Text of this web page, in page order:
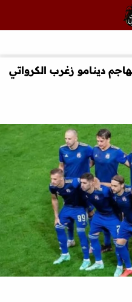
دينامو زغرب الكرواتي